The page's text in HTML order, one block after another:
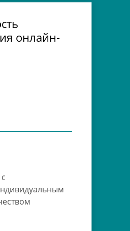
онлайн-